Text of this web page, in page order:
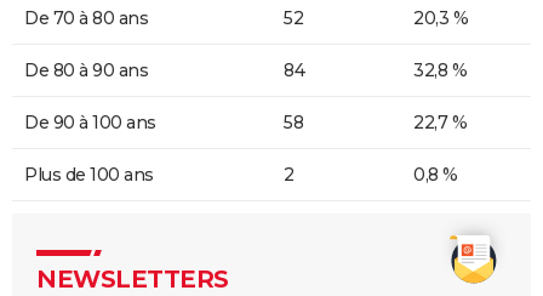
De 70 à 80 ans 52 20,3 %
De 80 à 90 ans 84 32,8 %
De 90 à 100 ans 58 22,7 %
Plus de 100 ans 2 0,8 %
NEWSLETTERS